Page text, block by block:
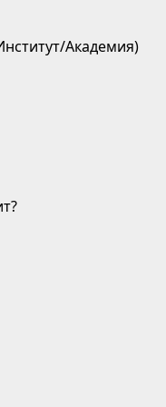
Академия)